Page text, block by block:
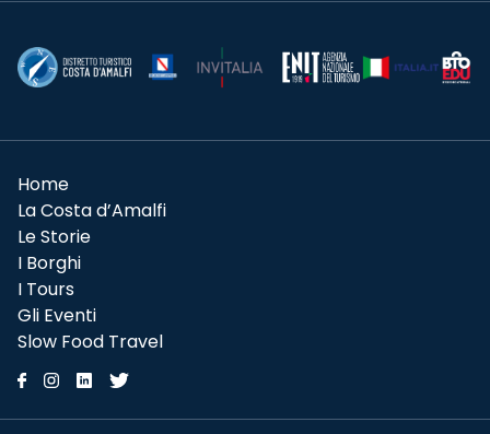
Home
La Costa d’Amalfi
Le Storie
I Borghi
I Tours
Gli Eventi
Slow Food Travel